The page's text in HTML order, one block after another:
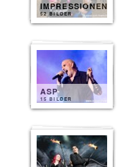
IMPRESSIONEN
52 BILDER
ASP
15 BILDER